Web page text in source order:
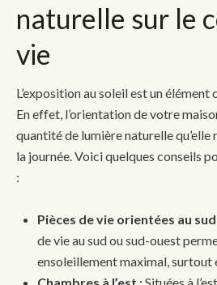
naturelle sur le
vie
L’exposition au soleil est un élément
En effet, l’orientation de votre
quantité de lumière naturelle
la journée. Voici quelques conseils
:
Pièces de vie orientées au
de vie au sud ou sud-ouest
ensoleillement maximal, surtout
Chambres à l’est :Situées à